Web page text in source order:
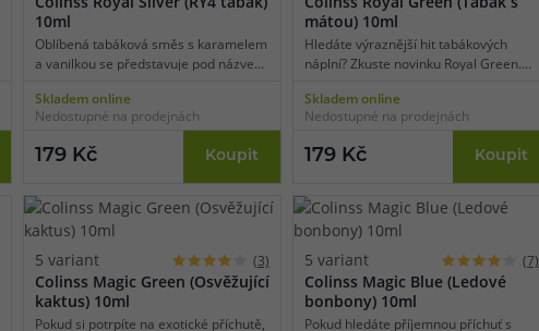
10ml
Oblíbená tabáková směs s karamelem
a vanilkou se představuje pod názvem
tabáková směs s nasládlými tóny,
kterou ještě více zjemňuje přidaný
karamel a v závěru se potom nese
vůně vanilky, která umocňuje chuťový
Skladem online
Nedostupné na prodejnách
179 Kč Koupit
mátou) 10ml
Hledáte výraznější hit tabákových
náplní? Zkuste novinku Royal Green.
tabáková směs umně namíchaná s
ideálním poměrem máty. Díky tomu
tak získáte typickou a osvěžující chuť s
výrazným hitem.
Skladem online
Nedostupné na prodejnách
179 Kč Koupit
5 variant (3)
Colinss Magic Green (Osvěžující
kaktus) 10ml
Pokud si potrpíte na exotické příchutě,
5 variant (7)
Colinss Magic Blue (Ledové
bonbony) 10ml
Pokud hledáte příjemnou příchuť s